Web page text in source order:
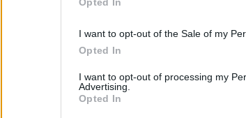
I want to opt-out of the Sale of my
Opted In
I want to opt-out of processing my
Advertising.
Opted In